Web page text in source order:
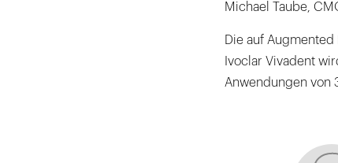
Michael Taube,
Die auf
Ivoclar Vivadent
Anwendungen von